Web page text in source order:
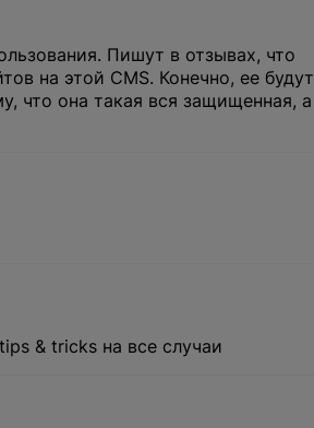
Пишут в отзывах, что
на этой CMS. Конечно, ее будут
что она такая вся защищенная, а
& tricks на все случаи